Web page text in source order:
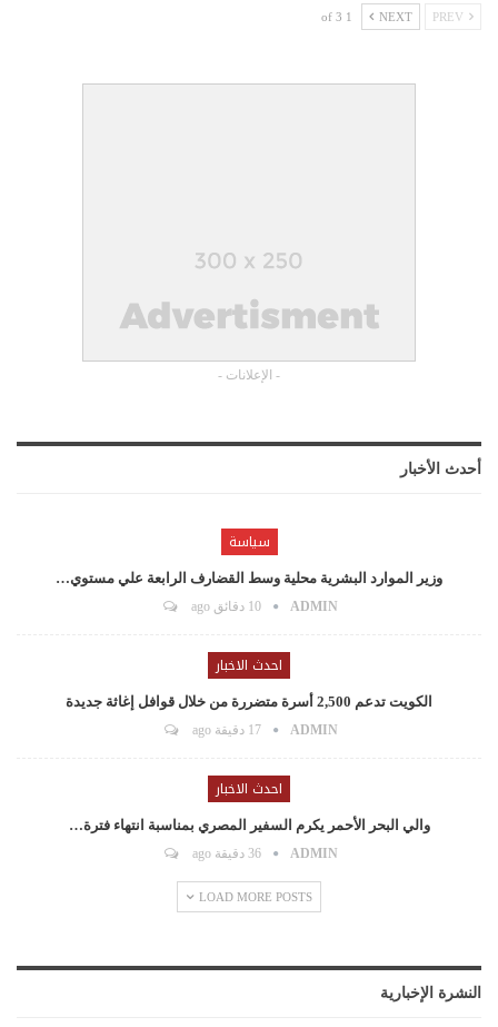
NEXT
1 of 3
- الإعلانات -
أحدث الأخبار
سياسة
وزير الموارد البشرية محلية وسط القضارف الرابعة علي مستوي…
ADMIN 10 دقائق ago
احدث الاخبار
الكويت تدعم 2,500 أسرة متضررة من خلال قوافل إغاثة جديدة
ADMIN 17 دقيقة ago
احدث الاخبار
والي البحر الأحمر يكرم السفير المصري بمناسبة انتهاء فترة…
ADMIN 36 دقيقة ago
LOAD MORE POSTS
النشرة الإخبارية